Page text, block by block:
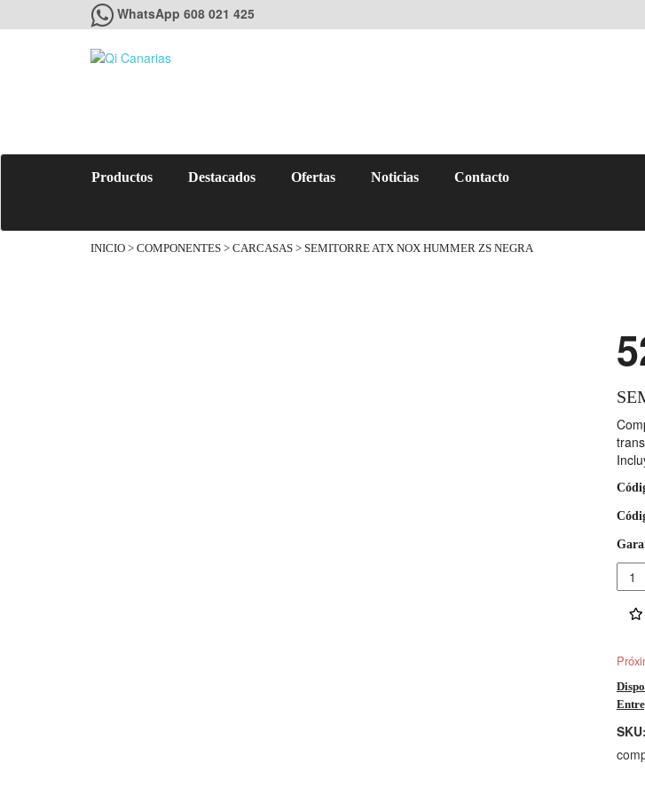
WhatsApp 608 021 425
Productos Destacados Ofertas Noticias Contacto
INICIO > COMPONENTES > CARCASAS > SEMITORRE ATX NOX HUMMER ZS NEGRA
SKU: